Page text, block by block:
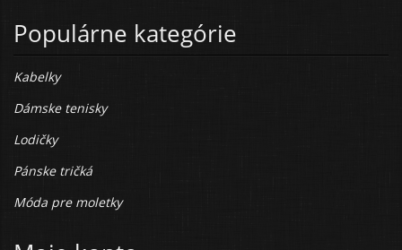
Populárne kategórie
Kabelky
Dámske tenisky
Lodičky
Pánske tričká
Móda pre moletky